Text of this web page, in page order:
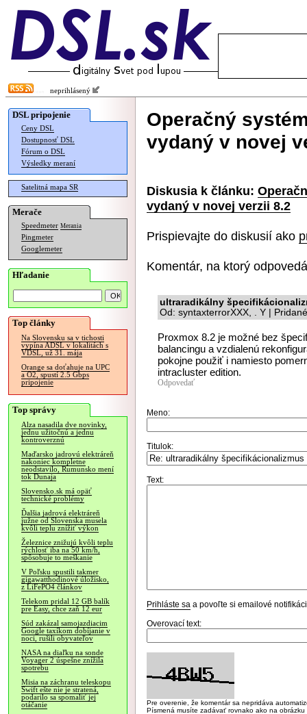
neprihlásený
DSL pripojenie
Ceny DSL
Dostupnosť DSL
Fórum o DSL
Výsledky meraní
Satelitná mapa SR
Merače
Speedmeter Merania
Pingmeter
Googlemeter
Hľadanie
Top články
Na Slovensku sa v tichosti
vypína ADSL v lokalitách s
VDSL, už 31. mája
Orange sa doťahuje na UPC
a O2, spustí 2.5 Gbps
pripojenie
Top správy
Alza nasadila dve novinky,
jednu užitočnú a jednu
kontroverznú
Maďarsko jadrovú elektráreň
nakoniec kompletne
neodstavilo, Rumunsko mení
tok Dunaja
Slovensko.sk má opäť
technické problémy
Ďalšia jadrová elektráreň
južne od Slovenska musela
kvôli teplu znížiť výkon
Železnice znižujú kvôli teplu
rýchlosť iba na 50 km/h,
spôsobuje to meškanie
V Poľsku spustili takmer
gigawatthodinové úložisko,
z LiFePO4 článkov
Telekom pridal 12 GB balík
pre Easy, chce zaň 12 eur
Súd zakázal samojazdiacim
Google taxíkom dobíjanie v
noci, rušili obyvateľov
NASA na diaľku na sonde
Voyager 2 úspešne znížila
spotrebu
Misia na záchranu teleskopu
Swift ešte nie je stratená,
podarilo sa spomaliť jej
otáčanie
Operačný
vydaný v novej
Diskusia k článku:
vydaný v novej verzii 8.2
Prispievajte do diskusií ako
Komentár, na ktorý
ultraradikálny
Od: syntaxterrorXXX, . Y |
Proxmox 8.2 je možné bez
balancingu a vzdialenú
pokojne použiť i namiesto
intracluster edition.
Odpovedať
Meno:
Titulok:
Text:
Prihláste sa a povoľte si emailové
Overovací text:
Pre overenie, že komentár sa nepridáva
Písmená musíte zadávať rovnako ako na